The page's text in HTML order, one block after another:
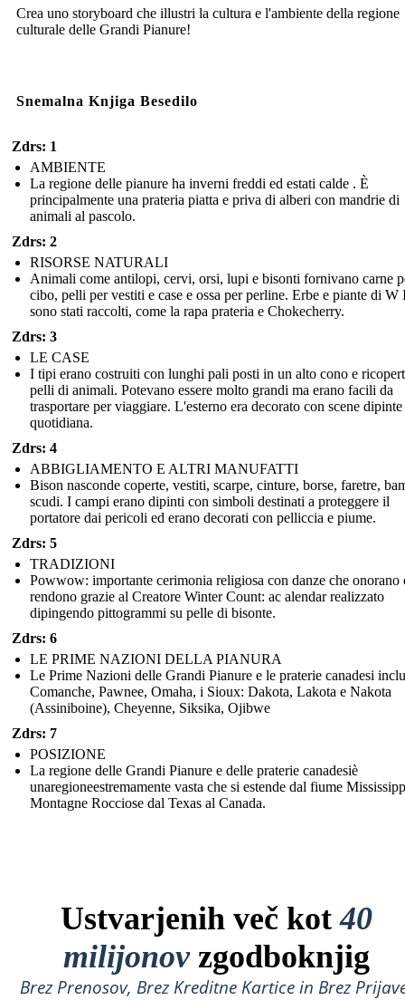
Crea uno storyboard che illustri la cultura e l'ambiente della regione
culturale delle Grandi Pianure!
Snemalna Knjiga Besedilo
Zdrs: 1
AMBIENTE
La regione delle pianure ha inverni freddi ed estati calde . È
principalmente una prateria piatta e priva di alberi con mandrie di
animali al pascolo.
Zdrs: 2
RISORSE NATURALI
Animali come antilopi, cervi, orsi, lupi e bisonti fornivano carne
cibo, pelli per vestiti e case e ossa per perline. Erbe e piante di
sono stati raccolti, come la rapa prateria e Chokecherry.
Zdrs: 3
LE CASE
I tipi erano costruiti con lunghi pali posti in un alto cono e
pelli di animali. Potevano essere molto grandi ma erano facili da
trasportare per viaggiare. L'esterno era decorato con scene
quotidiana.
Zdrs: 4
ABBIGLIAMENTO E ALTRI MANUFATTI
Bison nasconde coperte, vestiti, scarpe, cinture, borse, faretre,
scudi. I campi erano dipinti con simboli destinati a proteggere il
portatore dai pericoli ed erano decorati con pelliccia e piume.
Zdrs: 5
TRADIZIONI
Powwow: importante cerimonia religiosa con danze che onorano
rendono grazie al Creatore Winter Count: ac alendar realizzato
dipingendo pittogrammi su pelle di bisonte.
Zdrs: 6
LE PRIME NAZIONI DELLA PIANURA
Le Prime Nazioni delle Grandi Pianure e le praterie canadesi
Comanche, Pawnee, Omaha, i Sioux: Dakota, Lakota e Nakota
(Assiniboine), Cheyenne, Siksika, Ojibwe
Zdrs: 7
POSIZIONE
La regione delle Grandi Pianure e delle praterie canadesiè
unaregioneestremamente vasta che si estende dal fiume
Montagne Rocciose dal Texas al Canada.
Ustvarjenih več kot40
milijonovzgodboknjig
Brez Prenosov, Brez Kreditne Kartice in Brez